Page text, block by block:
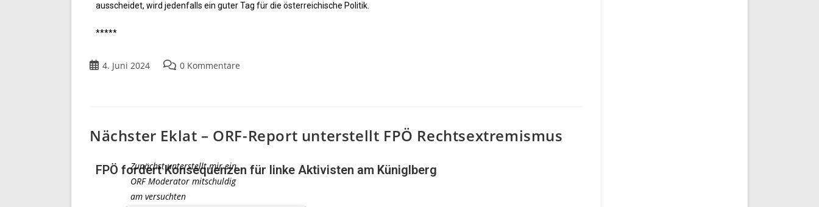
ausscheidet, wird jedenfalls ein guter Tag für die österreichische Politik.
*****
4. Juni 2024 0 Kommentare
Nächster Eklat – ORF-Report unterstellt FPÖ Rechtsextremismus
FPÖ fordert Konsequenzen für linke Aktivisten am Küniglberg
Zunächst unterstellt mir ein
ORF Moderator mitschuldig
am versuchten